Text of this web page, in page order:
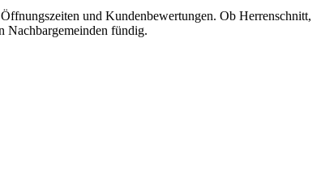
und Kundenbewertungen. Ob Herrenschnitt,
Nachbargemeinden fündig.